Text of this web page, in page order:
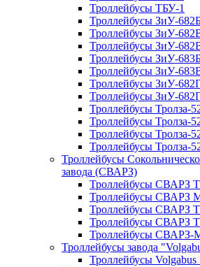
Троллейбусы ТБУ-1
Троллейбусы ЗиУ-
Троллейбусы ЗиУ-
Троллейбусы ЗиУ-
Троллейбусы ЗиУ-
Троллейбусы ЗиУ-
Троллейбусы ЗиУ-
Троллейбусы ЗиУ-
Троллейбусы Тролза-
Троллейбусы Тролза-
Троллейбусы Тролза-
Троллейбусы Тролза-
Троллейбусы
завода (СВАРЗ)
Троллейбусы СВАРЗ
Троллейбусы СВАРЗ
Троллейбусы СВАРЗ
Троллейбусы СВАРЗ
Троллейбусы СВАРЗ-
Троллейбусы завода
Троллейбусы